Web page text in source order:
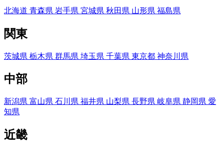
北海道 青森県 岩手県 宮城県 秋田県 山形県 福島県
関東
茨城県 栃木県 群馬県 埼玉県 千葉県 東京都 神奈川県
中部
新潟県 富山県 石川県 福井県 山梨県 長野県 岐阜県 静岡県 愛
知県
近畿